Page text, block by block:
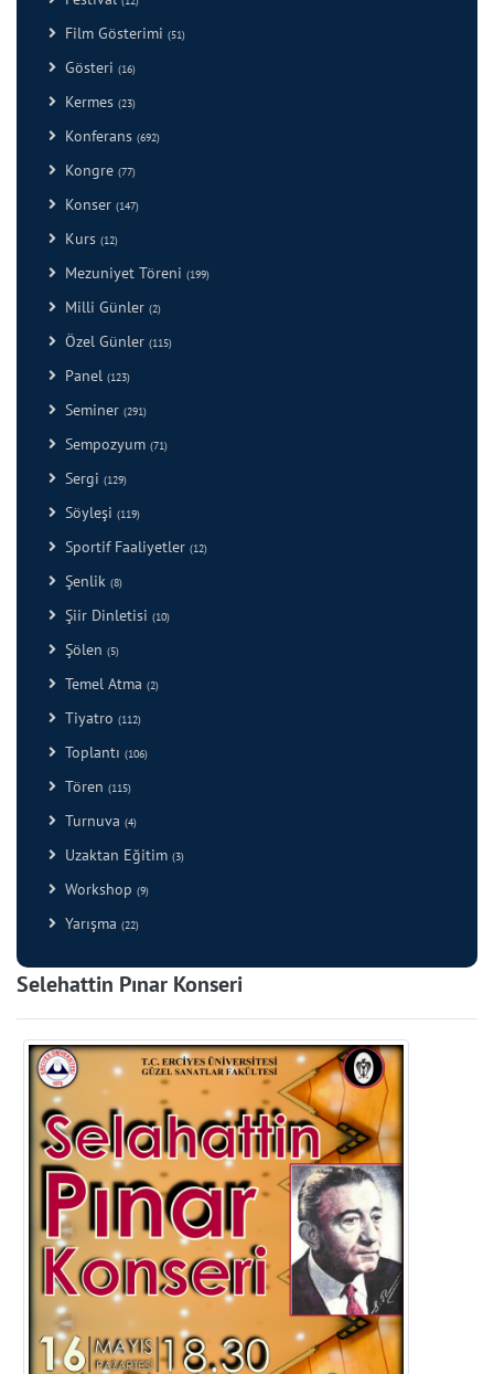
Film Gösterimi (51)
Gösteri (16)
Kermes (23)
Konferans (692)
Kongre (77)
Konser (147)
Kurs (12)
Mezuniyet Töreni (199)
Milli Günler (2)
Özel Günler (115)
Panel (123)
Seminer (291)
Sempozyum (71)
Sergi (129)
Söyleşi (119)
Sportif Faaliyetler (12)
Şenlik (8)
Şiir Dinletisi (10)
Şölen (5)
Temel Atma (2)
Tiyatro (112)
Toplantı (106)
Tören (115)
Turnuva (4)
Uzaktan Eğitim (3)
Workshop (9)
Yarışma (22)
Selehattin Pınar Konseri